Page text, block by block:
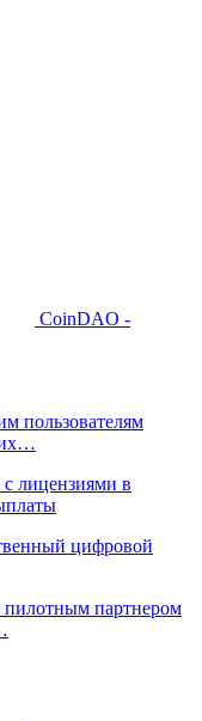
CoinDAO -
пользователям
лицензиями в
цифровой
пилотным партнером